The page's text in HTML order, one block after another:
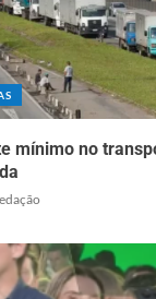
mínimo no